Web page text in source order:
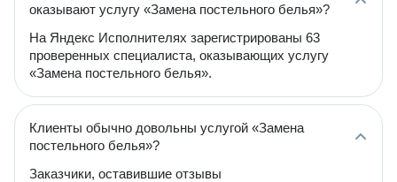
оказывают услугу «Замена постельного белья»?
На Яндекс Исполнителях зарегистрированы 63
проверенных специалиста, оказывающих услугу
«Замена постельного белья».
Клиенты обычно довольны услугой «Замена
постельного белья»?
Заказчики, оставившие отзывы